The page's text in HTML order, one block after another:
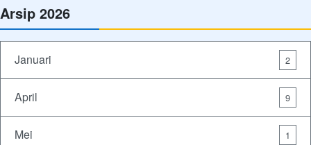
Arsip 2026
Januari 2
April 9
Mei 1